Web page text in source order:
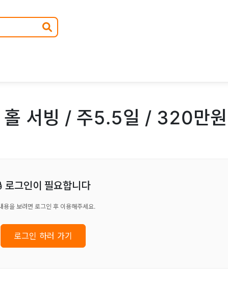
홀 서빙 / 주5.5일 / 320만원
로그인이 필요합니다
용을 보려면 로그인 후 이용해주세요.
로그인 하러 가기